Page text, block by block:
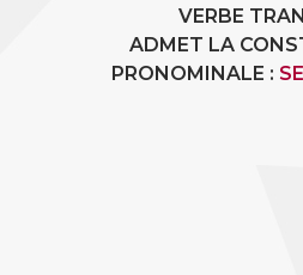
VERBE
ADMET LA
PRONOMINALE :